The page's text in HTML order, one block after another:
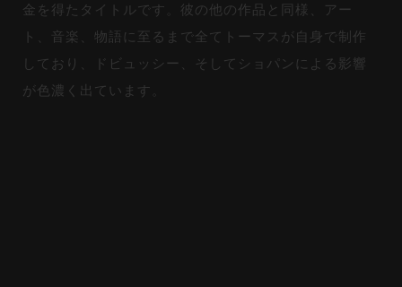
金を得たタイトルです。彼の他の作品と同様、アー
ト、音楽、物語に至るまで全てトーマスが自身で制作
しており、ドビュッシー、そしてショパンによる影響
が色濃く出ています。